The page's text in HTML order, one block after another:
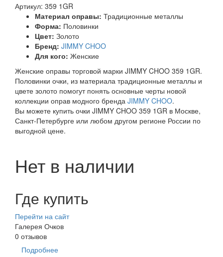
Артикул: 359 1GR
Материал оправы: Традиционные металлы
Форма: Половинки
Цвет: Золото
Бренд: JIMMY CHOO
Для кого: Женские
Женские оправы торговой марки JIMMY CHOO 359 1GR.
Половинки очки, из материала традиционные металлы и
цвете золото помогут понять основные черты новой
коллекции оправ модного бренда JIMMY CHOO.
Вы можете купить очки JIMMY CHOO 359 1GR в Москве,
Санкт-Петербурге или любом другом регионе России по
выгодной цене.
Нет в наличии
Где купить
Перейти на сайт
Галерея Очков
0 отзывов
Подробнее